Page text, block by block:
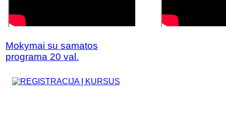
Mokymai su samatos
programa 20 val.